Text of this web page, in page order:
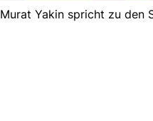
Murat Yakin spricht zu den